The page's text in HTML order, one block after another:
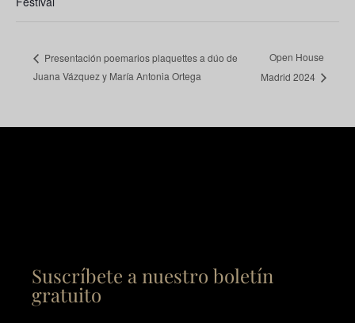
Presentación poemarios plaquettes a dúo de
Juana Vázquez y María Antonia Ortega
Open House
Madrid 2024
Suscríbete a nuestro boletín
gratuito